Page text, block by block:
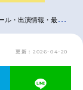
情報・最新情報まとめ
更新：2026-04-20